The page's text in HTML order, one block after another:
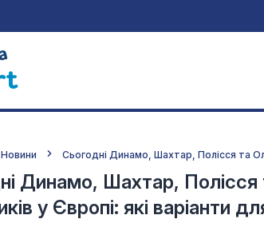
Новини Сьогодні Динамо, Шахтар, Полісся та
Динамо, Шахтар, Полісся
у Європі: які варіанти